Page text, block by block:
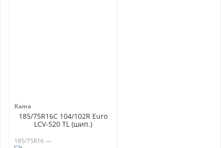
Kama
185/75R16C 104/102R Euro
LCV-520 TL (шип.)
185/75R16 —